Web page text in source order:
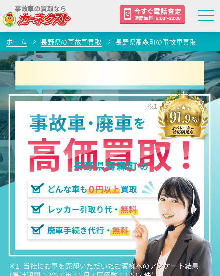
ホーム 長野県の事故車買取 長野県高森町の事故車買取
長野県高森町の